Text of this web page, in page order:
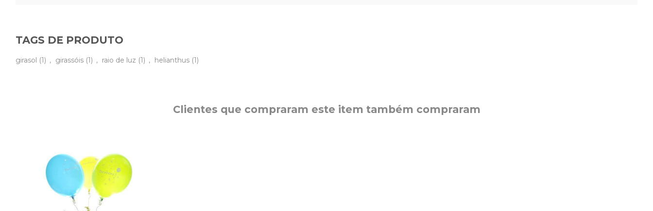
TAGS DE PRODUTO
girasol (1) , girassóis (1) , raio de luz (1) , helianthus (1)
Clientes que compraram este item também compraram